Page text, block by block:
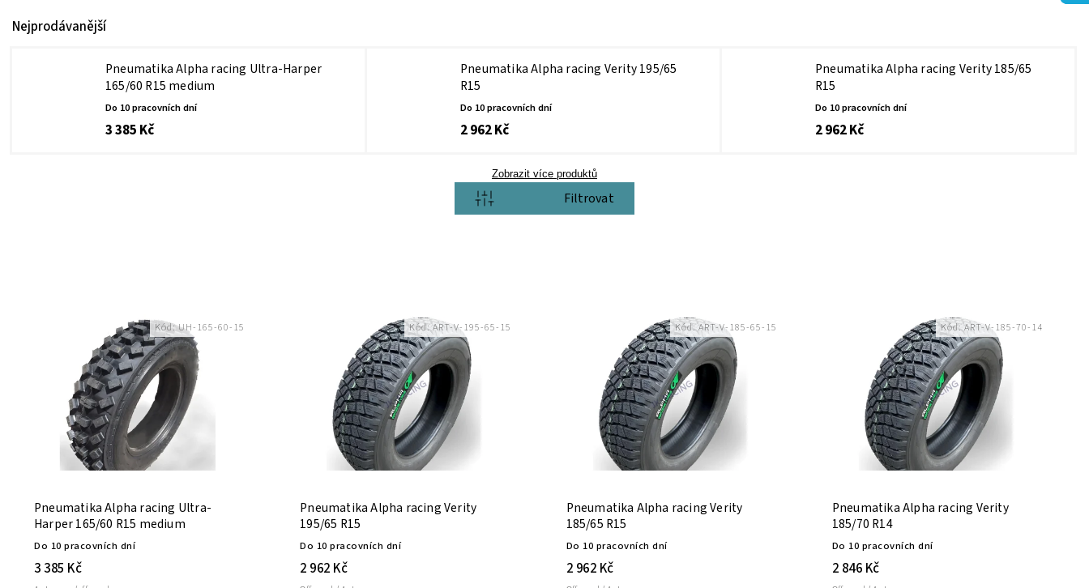
Nejprodávanější
Pneumatika Alpha racing Ultra-Harper
165/60 R15 medium
Do 10 pracovních dní
3 385 Kč
Pneumatika Alpha racing Verity 195/65
R15
Do 10 pracovních dní
2 962 Kč
Pneumatika Alpha racing Verity 185/65
R15
Do 10 pracovních dní
2 962 Kč
Zobrazit více produktů
Pneumatika Alpha racing Ultra-
Harper 165/60 R15 medium
Do 10 pracovních dní
3 385 Kč
Kód:UH-165-60-15
Pneumatika Alpha racing Verity
195/65 R15
Do 10 pracovních dní
2 962 Kč
Kód:ART-V-195-65-15
Pneumatika Alpha racing Verity
185/65 R15
Do 10 pracovních dní
2 962 Kč
Kód:ART-V-185-65-15
Pneumatika Alpha racing Verity
185/70 R14
Do 10 pracovních dní
2 846 Kč
Kód:ART-V-185-70-14